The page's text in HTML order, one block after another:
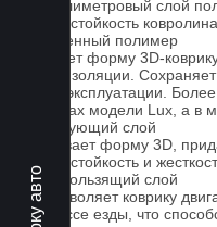
1-миллиметровый слой
износостойкость ковролина.
Вспененный полимер
Придает форму 3D-
теплоизоляции.
срока эксплуатации.
ковриках модели Lux, а в
Армирующий слой
Усиливает форму 3D,
износостойкость и
Антискользящий слой
Не позволяет коврику
процессе езды, что